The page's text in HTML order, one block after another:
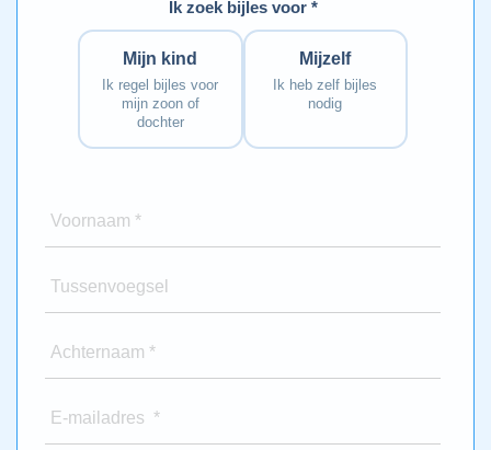
Ik zoek bijles voor *
Mijn kind
Ik regel bijles voor
mijn zoon of
dochter
Mijzelf
Ik heb zelf bijles
nodig
Voornaam *
Tussenvoegsel
Achternaam *
E-mailadres *